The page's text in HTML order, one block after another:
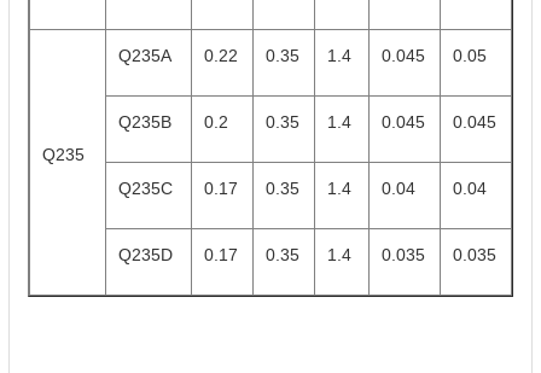
Q235
Q235A 0.22 0.35 1.4 0.045 0.05
Q235B 0.2 0.35 1.4 0.045 0.045
Q235C 0.17 0.35 1.4 0.04 0.04
Q235D 0.17 0.35 1.4 0.035 0.035